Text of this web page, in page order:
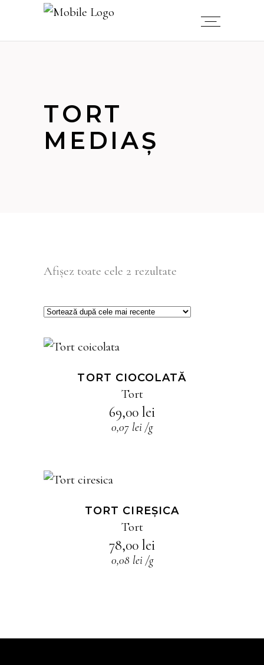
TORT
MEDIAȘ
Afișez toate cele 2 rezultate
după
mai
ADAUGĂ ÎN COȘ
TORT CIOCOLATĂ
Tort
69,00 lei
0,07 lei /g
ADAUGĂ ÎN COȘ
TORT CIREȘICA
Tort
78,00 lei
0,08 lei /g